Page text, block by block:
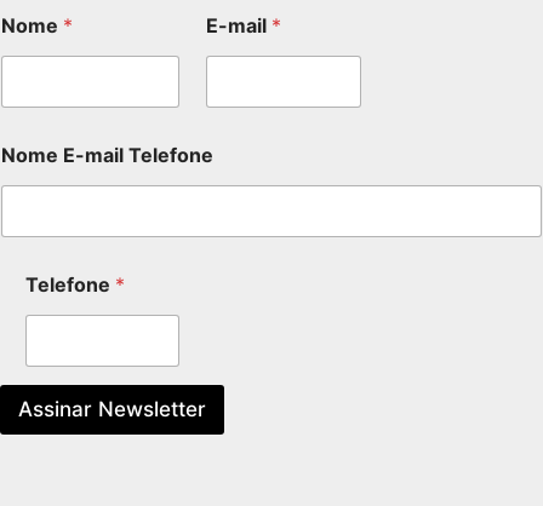
Nome * E-mail *
Nome E-mail Telefone
Telefone *
Assinar Newsletter